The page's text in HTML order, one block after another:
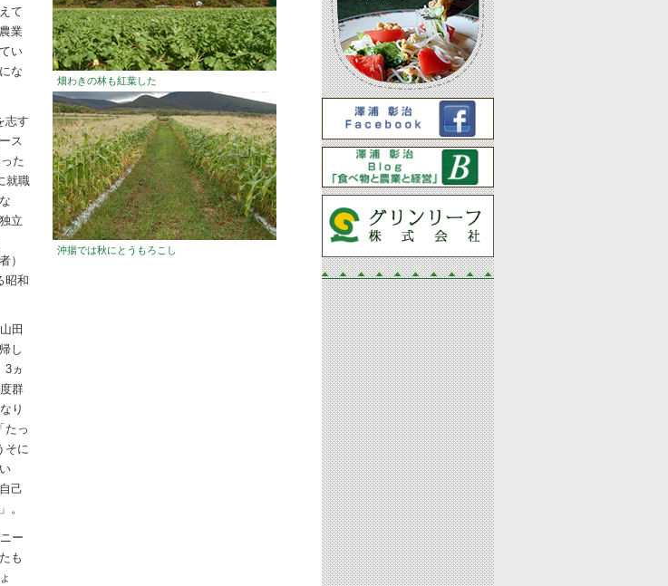
畑わきの林も紅葉した
沖揚では秋にとうもろこし
て
業
い
な
志す
ス
た
就職
立
）
昭和
田
し
3ヵ
群
り
たっ
そに
己
。
ー
も